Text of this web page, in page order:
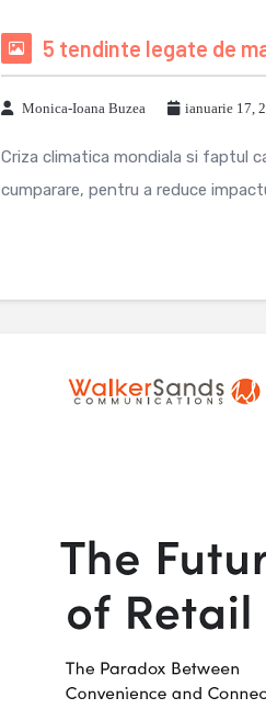
5 tendinte legate de
Monica-Ioana Buzea ianuarie 17,
Criza climatica mondiala si faptul
cumparare, pentru a reduce